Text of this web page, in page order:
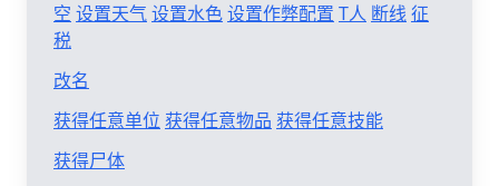
空 设置天气设置水色设置作弊配置 T人 断线征
税
改名
获得任意单位 获得任意物品 获得任意技能
获得尸体